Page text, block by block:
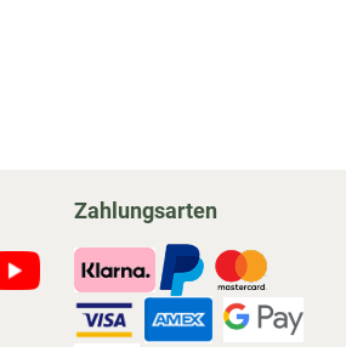
Zahlungsarten